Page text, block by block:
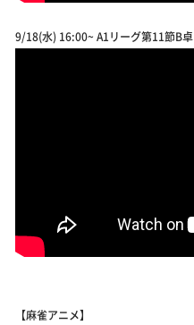
9/18(水) 16:00~ A1リーグ第11節B卓
【麻雀アニメ】